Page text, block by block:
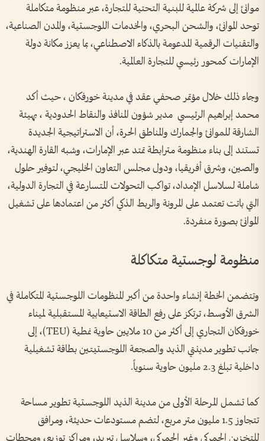
موانئ إلى شركة عالمية للبنية التحتية للتجارة، عبر منظومة متكاملة
توحد الموانئ، والشحن البحري، والخدمات اللوجستية، والمدن الصناعية،
والتقنيات الرقمية المدعومة بالذكاء الاصطناعي، بما يعزز مكانة دولة
الإمارات كمحور رئيسي للتجارة العالمية.
وجاء ذلك خلال مؤتمر صحفي عقد في مدينة خورفكان ، حيث أكد
محمد إبراهيم الرئيسي مدير شؤون المنافذ والنقاط الحدودية ، بهيئة
الشارقة للموانئ والجمارك والمناطق الحرة، أن الاستراتيجية الجديدة
تستند إلى بناء منظومة مترابطة تمتد عبر الإمارات، وشبه القارة الهندية،
والصين، وشرق أفريقيا، ودول مجلس التعاون الخليجي، لتوفير حلول
شاملة لسلاسل الإمداد، تواكب التحولات المتسارعة في التجارة الدولية،
التي باتت تعتمد على المرونة والربط الذكي أكثر من اعتمادها على تشغيل
الموانئ بصورة منفردة.
منظومة لوجستية متكاكلة
وتتضمن الخطة إنشاء واحدة من أكبر المنظومات اللوجستية المتكاملة في
الشرق الأوسط، ترتكز على رفع الطاقة الاستيعابية المستقبلية لميناء
خورفكان التجاري إلى أكثر من 10 ملايين حاوية نمطية (TEU)، إلى
جانب تطوير مدينتي الذيد والصجعة اللوجستيتين بطاقة تشغيلية
داخلية تبلغ 2.3 مليون حاوية سنوياً.
كما تشمل المرحلة الأولى من مدينة الذيد اللوجستية تطوير مساحة
تتجاوز 1.5 مليون متر مربع، لتضم مستودعات حديثة، ومرافق